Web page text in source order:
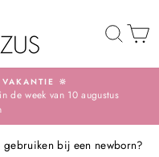
TO
🔆
de week van 10 augustus
gebruiken bij een newborn?